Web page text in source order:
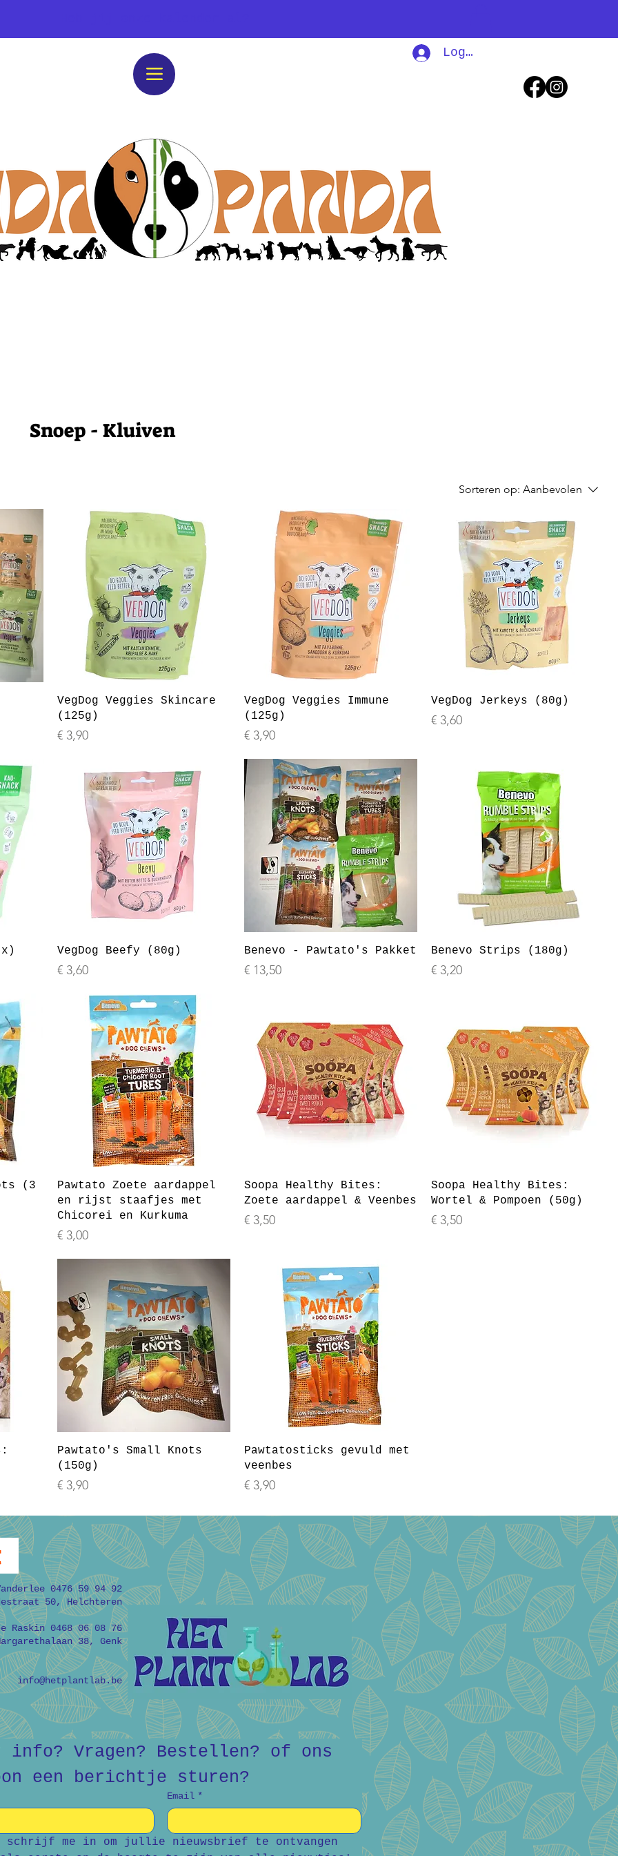
Log In
Snoep - Kluiven
Sorteren op: Aanbevolen
VegDog Veggies Skincare
(125g)
Prijs
€ 3,90
VegDog Veggies Immune
(125g)
Prijs
€ 3,90
VegDog Jerkeys (80g)
Prijs
€ 3,60
VegDog Beefy (80g)
Prijs
€ 3,60
Benevo - Pawtato's Pakket
Prijs
€ 13,50
Benevo Strips (180g)
Prijs
€ 3,20
(3
Pawtato Zoete aardappel
en rijst staafjes met
Chicorei en Kurkuma
Prijs
€ 3,00
Soopa Healthy Bites:
Zoete aardappel & Veenbes
Prijs
€ 3,50
Soopa Healthy Bites:
Wortel & Pompoen (50g)
Prijs
€ 3,50
Pawtato's Small Knots
(150g)
Prijs
€ 3,90
Pawtatosticks gevuld met
veenbes
Prijs
€ 3,90
0476 59 94 92
50, Helchteren
Raskin 0468 06 08 76
38, Genk
info@hetplantlab.be
info? Vragen? Bestellen? of ons
een berichtje sturen?
Email *
schrijf me in om jullie nieuwsbrief te ontvangen